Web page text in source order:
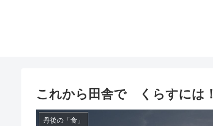
これから田舎で くらすには！
丹後の「食」